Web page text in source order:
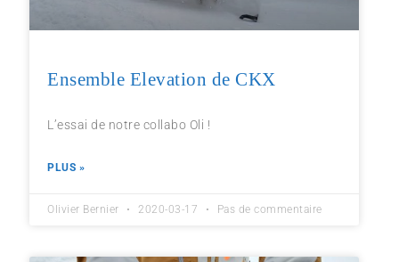
Ensemble Elevation de CKX
L’essai de notre collabo Oli !
PLUS »
Olivier Bernier 2020-03-17 Pas de commentaire